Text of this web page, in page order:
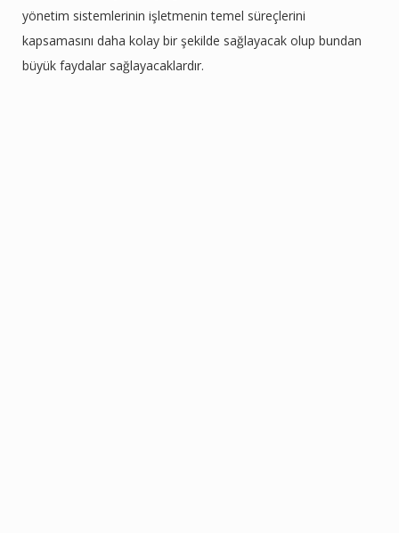
yönetim sistemlerinin işletmenin temel süreçlerini
kapsamasını daha kolay bir şekilde sağlayacak olup bundan
büyük faydalar sağlayacaklardır.